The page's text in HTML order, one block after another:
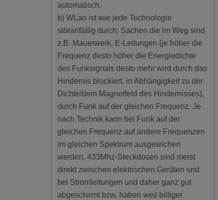
automatisch.
b) WLan ist wie jede Technologie
störanfällig durch: Sachen die im Weg sind
z.B. Mauerwerk, E-Leitungen (je höher die
Frequenz desto höher die Energiedichte
des Funksignals desto mehr wird durch das
Hindernis blockiert, in Abhängigkeit zu der
Dichte/dem Magnetfeld des Hindernisses),
durch Funk auf der gleichen Frequenz. Je
nach Technik kann bei Funk auf der
gleichen Frequenz auf andere Frequenzen
im gleichen Spektrum ausgewichen
werden. 433Mhz-Steckdosen sind meist
direkt zwischen elektrischen Geräten und
bei Stromleitungen und daher ganz gut
abgeschirmt bzw. haben weil billiger